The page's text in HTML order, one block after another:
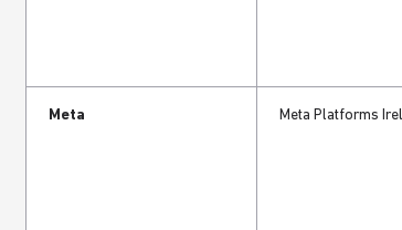
Meta Meta Platforms